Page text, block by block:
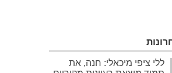
ללי ציפי מיכאלי: חנה, את